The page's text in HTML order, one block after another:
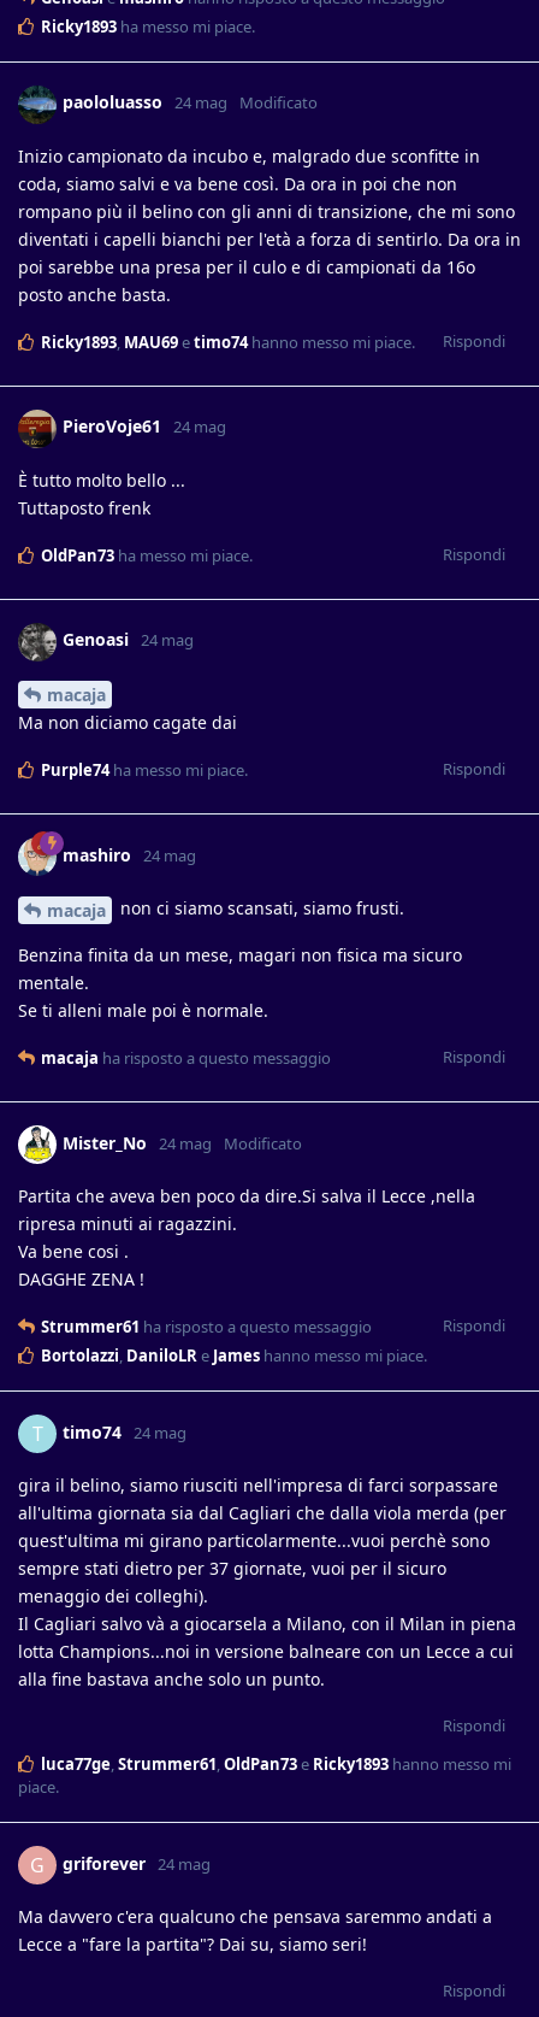
Ricky1893 ha messo mi piace.
paololuasso 24 mag Modificato
Inizio campionato da incubo e, malgrado due sconfitte in
coda, siamo salvi e va bene così. Da ora in poi che non
rompano più il belino con gli anni di transizione, che mi sono
diventati i capelli bianchi per l'età a forza di sentirlo. Da ora in
poi sarebbe una presa per il culo e di campionati da 16o
posto anche basta.
Rispondi
Ricky1893 MAU69etimo74hanno messo mi piace.
PieroVoje61 24 mag
È tutto molto bello ...
Tuttaposto frenk
Rispondi
OldPan73 ha messo mi piace.
Genoasi 24 mag
macaja
Ma non diciamo cagate dai
Rispondi
Purple74ha messo mi piace.
mashiro 24 mag
macaja non ci siamo scansati, siamo frusti.
Benzina finita da un mese, magari non fisica ma sicuro
mentale.
Se ti alleni male poi è normale.
Rispondi
macaja ha risposto a questo messaggio
Mister_No 24 mag Modificato
Partita che aveva ben poco da dire.Si salva il Lecce ,nella
ripresa minuti ai ragazzini.
Va bene cosi .
DAGGHE ZENA !
Rispondi
Strummer61 ha risposto a questo messaggio
Bortolazzi, DaniloLRe James hanno messo mi piace.
T timo74 24 mag
gira il belino, siamo riusciti nell'impresa di farci sorpassare
all'ultima giornata sia dal Cagliari che dalla viola merda (per
quest'ultima mi girano particolarmente...vuoi perchè sono
sempre stati dietro per 37 giornate, vuoi per il sicuro
menaggio dei colleghi).
Il Cagliari salvo và a giocarsela a Milano, con il Milan in piena
lotta Champions...noi in versione balneare con un Lecce a cui
alla fine bastava anche solo un punto.
Rispondi
luca77ge,Strummer61,OldPan73e Ricky1893 hanno messo mi
piace.
G griforever 24 mag
Ma davvero c'era qualcuno che pensava saremmo andati a
Lecce a "fare la partita"? Dai su, siamo seri!
Rispondi